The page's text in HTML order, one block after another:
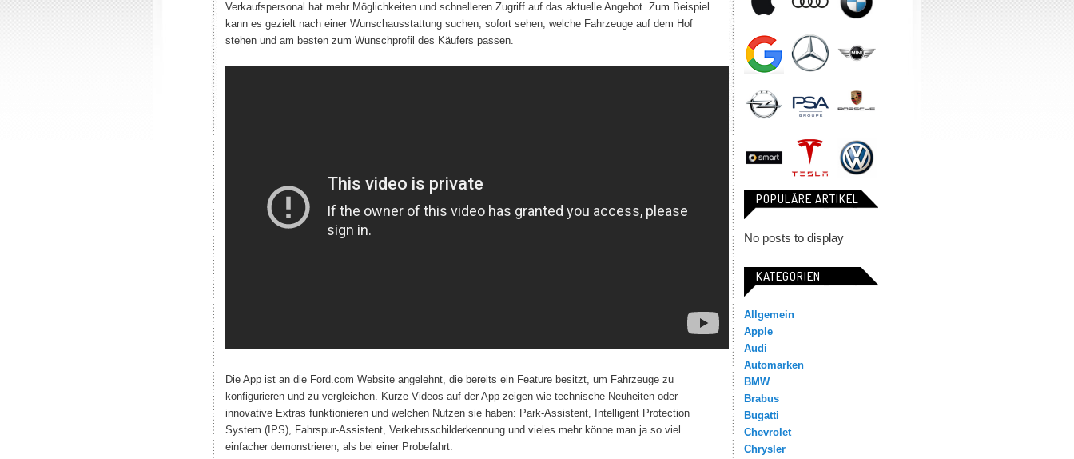
Verkaufspersonal hat mehr Möglichkeiten und schnelleren Zugriff auf das aktuelle Angebot. Zum Beispiel
kann es gezielt nach einer Wunschausstattung suchen, sofort sehen, welche Fahrzeuge auf dem Hof
stehen und am besten zum Wunschprofil des Käufers passen.
Die App ist an die Ford.com Website angelehnt, die bereits ein Feature besitzt, um Fahrzeuge zu
konfigurieren und zu vergleichen. Kurze Videos auf der App zeigen wie technische Neuheiten oder
innovative Extras funktionieren und welchen Nutzen sie haben: Park-Assistent, Intelligent Protection
System (IPS), Fahrspur-Assistent, Verkehrsschilderkennung und vieles mehr könne man ja so viel
einfacher demonstrieren, als bei einer Probefahrt.
POPULÄRE ARTIKEL
No posts to display
KATEGORIEN
Allgemein
Apple
Audi
Automarken
BMW
Brabus
Bugatti
Chevrolet
Chrysler